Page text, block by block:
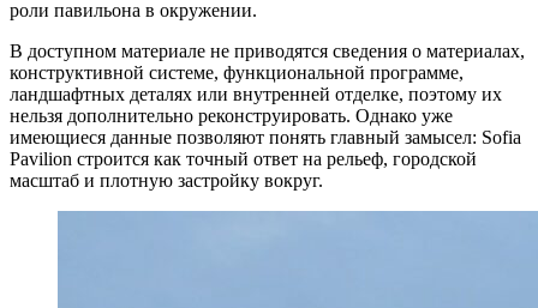
роли павильона в окружении.
В доступном материале не приводятся сведения о материалах,
конструктивной системе, функциональной программе,
ландшафтных деталях или внутренней отделке, поэтому их
нельзя дополнительно реконструировать. Однако уже
имеющиеся данные позволяют понять главный замысел: Sofia
Pavilion строится как точный ответ на рельеф, городской
масштаб и плотную застройку вокруг.